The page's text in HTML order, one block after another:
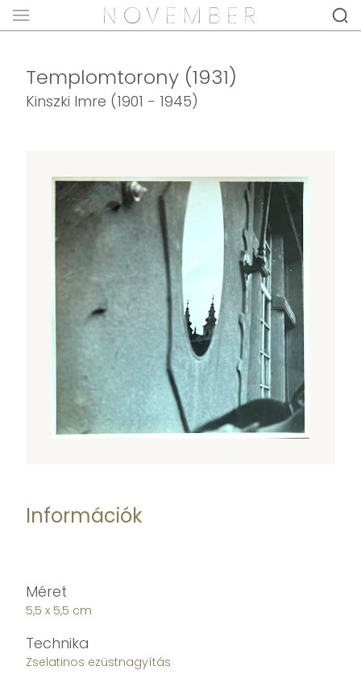
Templomtorony (1931)
Kinszki Imre (1901 - 1945)
Információk
Méret
5,5 x 5,5 cm
Technika
Zselatinos ezüstnagyítás